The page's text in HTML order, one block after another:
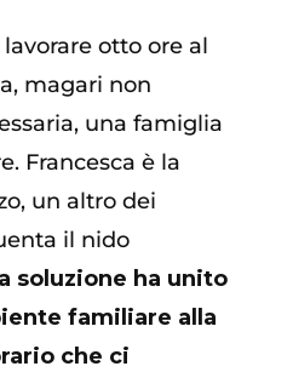
otto ore al
magari non
una famiglia
Francesca è la
un altro dei
il nido
soluzione ha unito
familiare alla
che ci